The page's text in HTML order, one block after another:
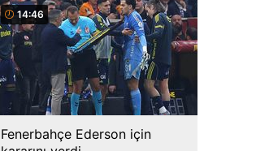
14:46
Fenerbahçe Ederson için